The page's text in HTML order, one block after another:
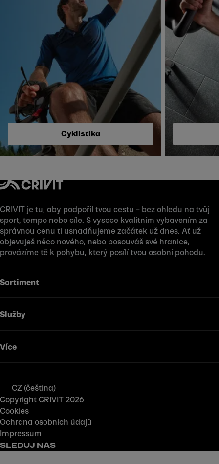
Skip to next section
Cyklistika
CRIVIT je tu, aby podpořil tvou cestu – bez ohledu na tvůj
sport, tempo nebo cíle. S vysoce kvalitním vybavením za
správnou cenu ti usnadňujeme začátek už dnes. Ať už
objevuješ něco nového, nebo posouváš své hranice,
provázíme tě k pohybu, který posílí tvou osobní pohodu.
Sortiment
Služby
Více
CZ (čeština)
Copyright CRIVIT 2026
Cookies
Ochrana osobních údajů
Impressum
SLEDUJ NÁS